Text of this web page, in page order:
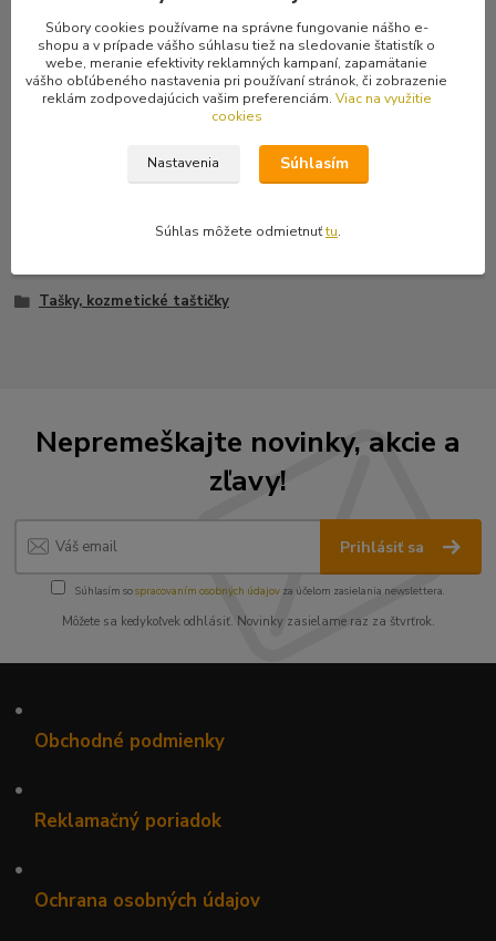
Kompletné špecifikácie
Praktická taštička so zipsom na kozmetiku a iné drobnosti.
Materiál: Nylon. Rozmery: 16 x 12 x 6 cm.
Tovar zaradený v kategóriách
Tašky, kozmetické taštičky
Nepremeškajte novinky, akcie a
zľavy!
Prihlásiť sa
Súhlasím sospracovaním osobných údajov za účelom zasielania newslettera.
Môžete sa kedykoľvek odhlásiť. Novinky zasielame raz za štvrťrok.
•
Obchodné podmienky
•
Reklamačný poriadok
•
Ochrana osobných údajov
Súbory cookies používame na správne fungovanie nášho e-
shopu a v prípade vášho súhlasu tiež na sledovanie štatistík o
webe, meranie efektivity reklamných kampaní, zapamätanie
vášho obľúbeného nastavenia pri používaní stránok, či zobrazenie
reklám zodpovedajúcich vašim preferenciám. Viac na využitie
cookies
Nastavenia Súhlasím
Súhlas môžete odmietnuťtu.